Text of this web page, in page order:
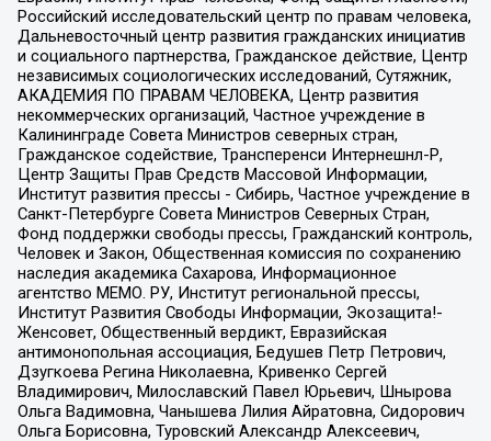
Российский исследовательский центр по правам человека,
Дальневосточный центр развития гражданских инициатив
и социального партнерства, Гражданское действие, Центр
независимых социологических исследований, Сутяжник,
АКАДЕМИЯ ПО ПРАВАМ ЧЕЛОВЕКА, Центр развития
некоммерческих организаций, Частное учреждение в
Калининграде Совета Министров северных стран,
Гражданское содействие, Трансперенси Интернешнл-Р,
Центр Защиты Прав Средств Массовой Информации,
Институт развития прессы - Сибирь, Частное учреждение в
Санкт-Петербурге Совета Министров Северных Стран,
Фонд поддержки свободы прессы, Гражданский контроль,
Человек и Закон, Общественная комиссия по сохранению
наследия академика Сахарова, Информационное
агентство МЕМО. РУ, Институт региональной прессы,
Институт Развития Свободы Информации, Экозащита!-
Женсовет, Общественный вердикт, Евразийская
антимонопольная ассоциация, Бедушев Петр Петрович,
Дзугкоева Регина Николаевна, Кривенко Сергей
Владимирович, Милославский Павел Юрьевич, Шнырова
Ольга Вадимовна, Чанышева Лилия Айратовна, Сидорович
Ольга Борисовна, Туровский Александр Алексеевич,